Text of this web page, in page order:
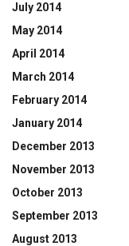
July 2014
May 2014
April 2014
March 2014
February 2014
January 2014
December 2013
November 2013
October 2013
September 2013
August 2013